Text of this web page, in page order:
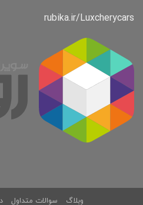
rubika.ir/Luxcherycars
وبلاگ سوالات متداول